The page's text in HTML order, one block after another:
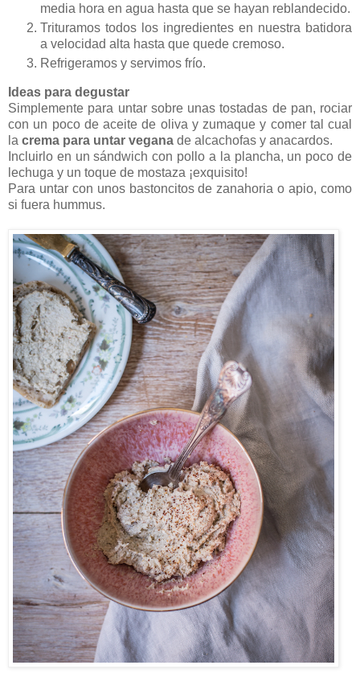
media hora en agua hasta que se hayan reblandecido.
Trituramos todos los ingredientes en nuestra batidora
a velocidad alta hasta que quede cremoso.
Refrigeramos y servimos frío.
Ideas para degustar
Simplemente para untar sobre unas tostadas de pan, rociar
con un poco de aceite de oliva y zumaque y comer tal cual
la crema para untar vegana de alcachofas y anacardos.
Incluirlo en un sándwich con pollo a la plancha, un poco de
lechuga y un toque de mostaza ¡exquisito!
Para untar con unos bastoncitos de zanahoria o apio, como
si fuera hummus.